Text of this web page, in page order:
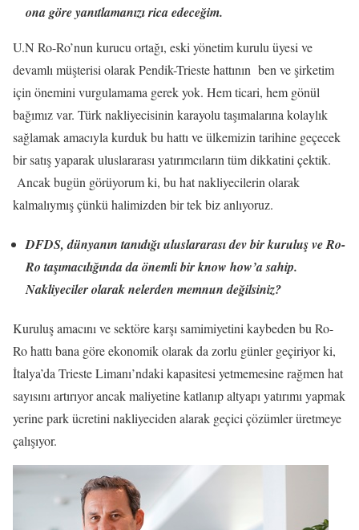
ona göre yanıtlamanızı rica edeceğim.
U.N Ro-Ro’nun kurucu ortağı, eski yönetim kurulu üyesi ve
devamlı müşterisi olarak Pendik-Trieste hattının ben ve şirketim
için önemini vurgulamama gerek yok. Hem ticari, hem gönül
bağımız var. Türk nakliyecisinin karayolu taşımalarına kolaylık
sağlamak amacıyla kurduk bu hattı ve ülkemizin tarihine geçecek
bir satış yaparak uluslararası yatırımcıların tüm dikkatini çektik.
Ancak bugün görüyorum ki, bu hat nakliyecilerin olarak
kalmalıymış çünkü halimizden bir tek biz anlıyoruz.
DFDS, dünyanın tanıdığı uluslararası dev bir kuruluş ve Ro-
Ro taşımacılığında da önemli bir know how’a sahip.
Nakliyeciler olarak nelerden memnun değilsiniz?
Kuruluş amacını ve sektöre karşı samimiyetini kaybeden bu Ro-
Ro hattı bana göre ekonomik olarak da zorlu günler geçiriyor ki,
İtalya’da Trieste Limanı’ndaki kapasitesi yetmemesine rağmen hat
sayısını artırıyor ancak maliyetine katlanıp altyapı yatırımı yapmak
yerine park ücretini nakliyeciden alarak geçici çözümler üretmeye
çalışıyor.